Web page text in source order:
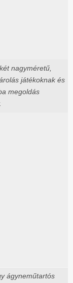
nagyméretű,
játékoknak és
megoldás
ágyneműtartós